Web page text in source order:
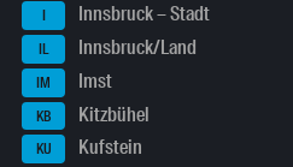
I Innsbruck – Stadt
IL Innsbruck/Land
IM Imst
KB Kitzbühel
KU Kufstein